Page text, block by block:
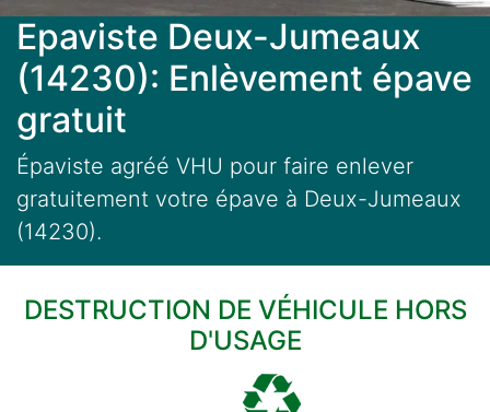
Epaviste Deux-Jumeaux
(14230): Enlèvement épave
gratuit
Épaviste agréé VHU pour faire enlever
gratuitement votre épave à Deux-Jumeaux
(14230).
DESTRUCTION DE VÉHICULE HORS
D'USAGE